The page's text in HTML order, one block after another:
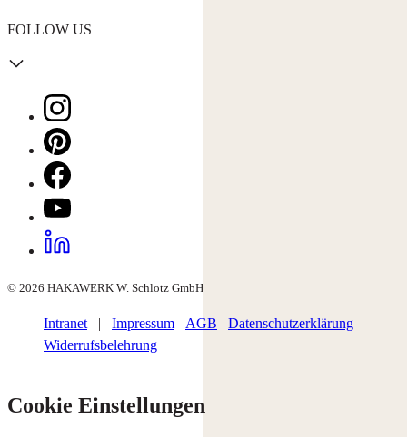
FOLLOW US
© 2026 HAKAWERK W. Schlotz GmbH
Intranet | Impressum AGB
Datenschutzerklärung
Widerrufsbelehrung
Cookie Einstellungen